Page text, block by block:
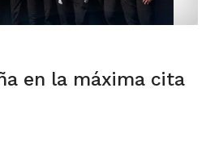
en la máxima cita